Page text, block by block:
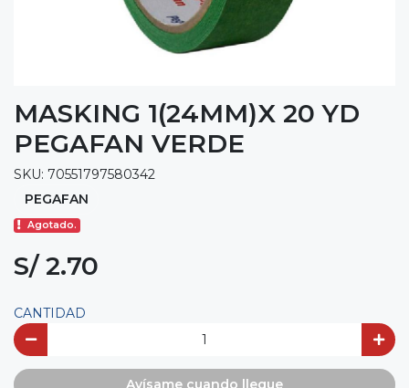
MASKING 1(24MM)X 20 YD
PEGAFAN VERDE
SKU: 70551797580342
PEGAFAN
Agotado.
S/ 2.70
CANTIDAD
Avísame cuando llegue